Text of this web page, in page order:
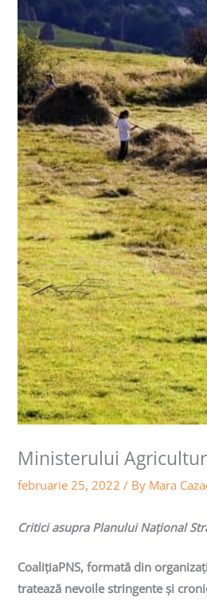
Ministerului
februarie 25, 2022 / By Mara
Critici asupra Planului Național
CoalițiaPNS, formată din
tratează nevoile stringente și